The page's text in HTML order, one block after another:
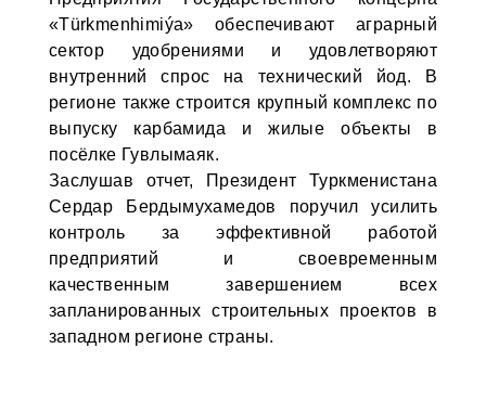
«Türkmenhimiýa» обеспечивают аграрный
сектор удобрениями и удовлетворяют
внутренний спрос на технический йод. В
регионе также строится крупный комплекс по
выпуску карбамида и жилые объекты в
посёлке Гувлымаяк.
Заслушав отчет, Президент Туркменистана
Сердар Бердымухамедов поручил усилить
контроль за эффективной работой
предприятий и своевременным
качественным завершением всех
запланированных строительных проектов в
западном регионе страны.